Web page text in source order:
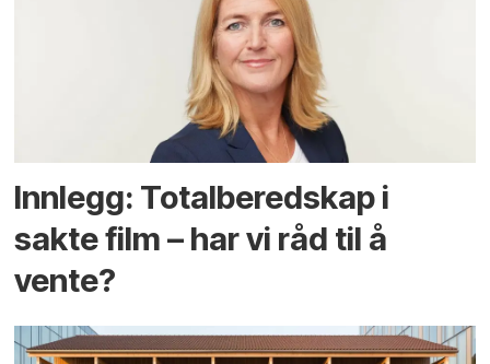
Innlegg: Totalberedskap i
sakte film – har vi råd til å
vente?